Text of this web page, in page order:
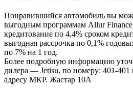
Понравившийся автомобиль вы
выгодным программам Allur
кредитование по 4,4% сроком
выгодная рассрочка по 0,1%
по 7% на 1 год.
Более подробную информацию
дилера — Jetisu, по номеру: 401-401
адресу МКР. Жастар 10А